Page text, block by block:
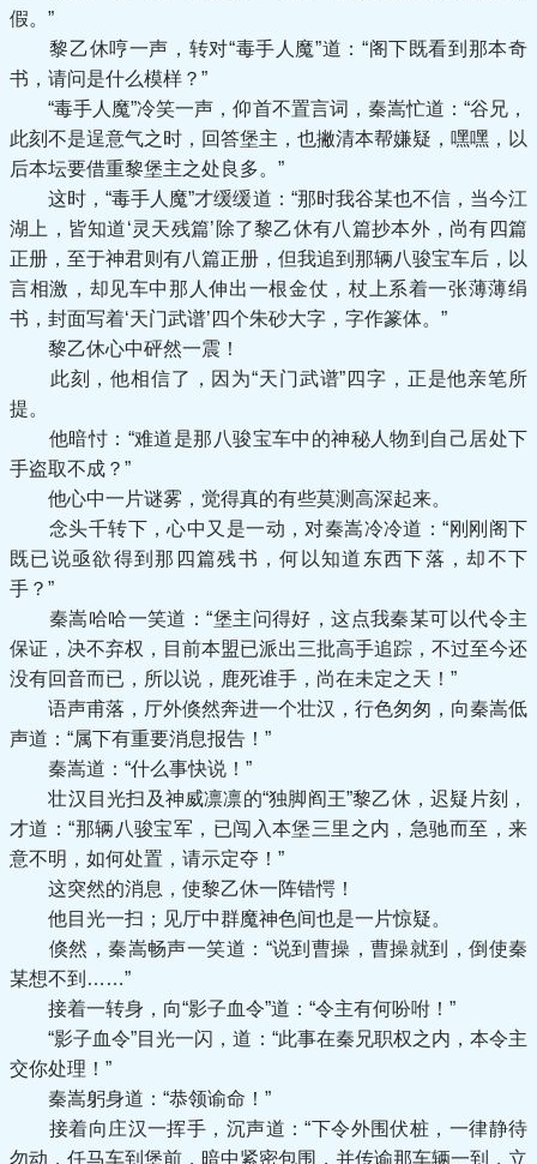
假。”
黎乙休哼一声，转对“毒手人魔”道：“阁下既看到那本奇
书，请问是什么模样？”
“毒手人魔”冷笑一声，仰首不置言词，秦嵩忙道：“谷兄，
此刻不是逞意气之时，回答堡主，也撇清本帮嫌疑，嘿嘿，以
后本坛要借重黎堡主之处良多。”
这时，“毒手人魔”才缓缓道：“那时我谷某也不信，当今江
湖上，皆知道‘灵天残篇’除了黎乙休有八篇抄本外，尚有四篇
正册，至于神君则有八篇正册，但我追到那辆八骏宝车后，以
言相激，却见车中那人伸出一根金仗，杖上系着一张薄薄绢
书，封面写着‘天门武谱’四个朱砂大字，字作篆体。”
黎乙休心中砰然一震！
此刻，他相信了，因为“天门武谱”四字，正是他亲笔所
提。
他暗忖：“难道是那八骏宝车中的神秘人物到自己居处下
手盗取不成？”
他心中一片谜雾，觉得真的有些莫测高深起来。
念头千转下，心中又是一动，对秦嵩冷冷道：“刚刚阁下
既已说亟欲得到那四篇残书，何以知道东西下落，却不下
手？”
秦嵩哈哈一笑道：“堡主问得好，这点我秦某可以代令主
保证，决不弃权，目前本盟已派出三批高手追踪，不过至今还
没有回音而已，所以说，鹿死谁手，尚在未定之天！”
语声甫落，厅外倏然奔进一个壮汉，行色匆匆，向秦嵩低
声道：“属下有重要消息报告！”
秦嵩道：“什么事快说！”
壮汉目光扫及神威凛凛的“独脚阎王”黎乙休，迟疑片刻，
才道：“那辆八骏宝军，已闯入本堡三里之内，急驰而至，来
意不明，如何处置，请示定夺！”
这突然的消息，使黎乙休一阵错愕！
他目光一扫；见厅中群魔神色间也是一片惊疑。
倏然，秦嵩畅声一笑道：“说到曹操，曹操就到，倒使秦
某想不到……”
接着一转身，向“影子血令”道：“令主有何吩咐！”
“影子血令”目光一闪，道：“此事在秦兄职权之内，本令主
交你处理！”
秦嵩躬身道：“恭领谕命！”
接着向庄汉一挥手，沉声道：“下令外围伏桩，一律静待
勿动，任马车到堡前，暗中紧密包围，并传谕那车辆一到，立